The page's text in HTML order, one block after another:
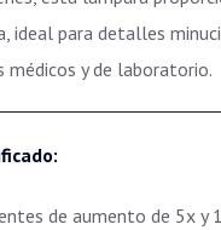
ideal para detalles
médicos y de laboratorio.
de aumento de 5x y